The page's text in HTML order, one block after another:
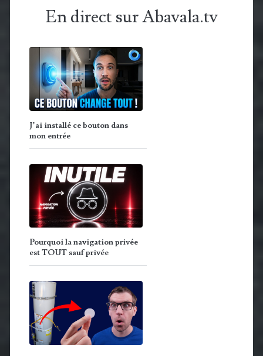
En direct sur Abavala.tv
J’ai installé ce bouton dans
mon entrée
Pourquoi la navigation privée
est TOUT sauf privée